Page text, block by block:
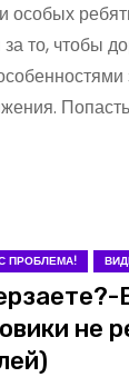
особых
то, чтобы
ПРОБЛЕМА!
не